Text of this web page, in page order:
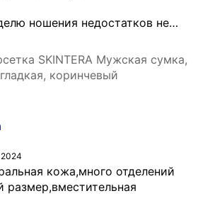
ношения недостатков не…
SKINTERA Мужская сумка,
коринчевый
2024
кожа,много отделений